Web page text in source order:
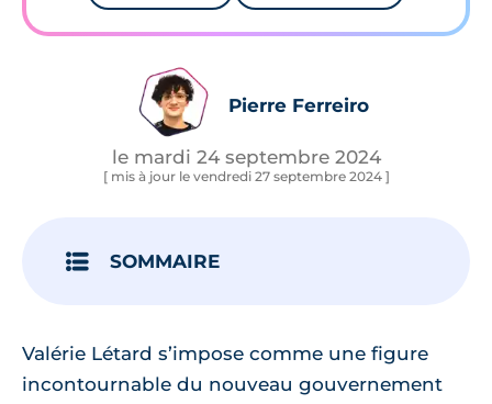
Pierre Ferreiro
le mardi 24 septembre 2024
[ mis à jour le vendredi 27 septembre 2024 ]
SOMMAIRE
Valérie Létard s’impose comme une figure
incontournable du nouveau gouvernement